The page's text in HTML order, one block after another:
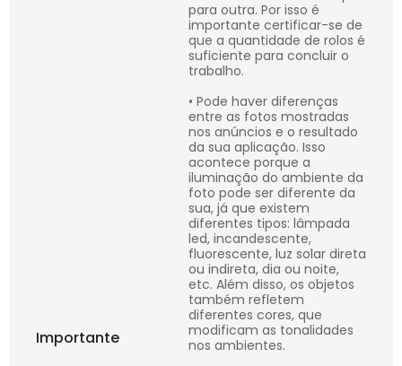
Importante
para outra. Por isso é
importante certificar-se de
que a quantidade de rolos é
suficiente para concluir o
trabalho.
• Pode haver diferenças
entre as fotos mostradas
nos anúncios e o resultado
da sua aplicação. Isso
acontece porque a
iluminação do ambiente da
foto pode ser diferente da
sua, já que existem
diferentes tipos: lâmpada
led, incandescente,
fluorescente, luz solar direta
ou indireta, dia ou noite,
etc. Além disso, os objetos
também refletem
diferentes cores, que
modificam as tonalidades
nos ambientes.